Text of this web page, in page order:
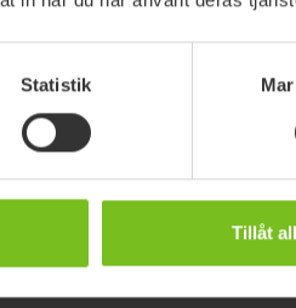
Statistik
Tillåt
350 1100-1150
350 1100-1300
350
snabbare. Lyftselen måste